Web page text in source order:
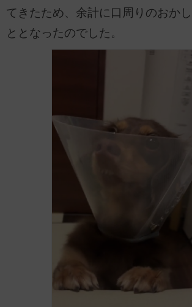
てきたため、余計に口周りのおか
ととなったのでした。